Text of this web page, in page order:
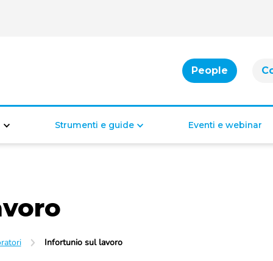
People
Strumenti e guide Eventi e webinar
Infortunio sul lavoro